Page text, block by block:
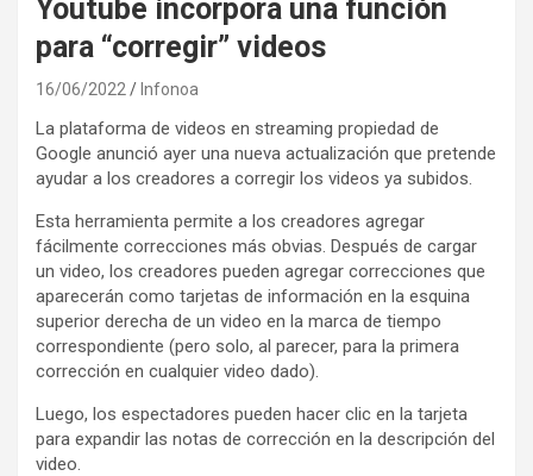
Youtube incorpora una función
para “corregir” videos
16/06/2022 Infonoa
La plataforma de videos en streaming propiedad de
Google anunció ayer una nueva actualización que pretende
ayudar a los creadores a corregir los videos ya subidos.
Esta herramienta permite a los creadores agregar
fácilmente correcciones más obvias. Después de cargar
un video, los creadores pueden agregar correcciones que
aparecerán como tarjetas de información en la esquina
superior derecha de un video en la marca de tiempo
correspondiente (pero solo, al parecer, para la primera
corrección en cualquier video dado).
Luego, los espectadores pueden hacer clic en la tarjeta
para expandir las notas de corrección en la descripción del
video.